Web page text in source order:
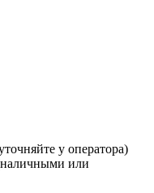
у оператора)
или